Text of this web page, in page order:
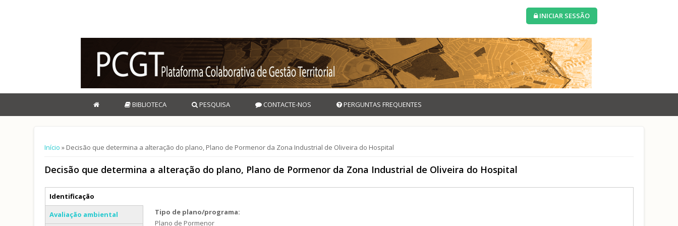
INICIAR SESSÃO
BIBLIOTECA PESQUISA CONTACTE-NOS PERGUNTAS FREQUENTES
Está aqui
Início » Decisão que determina a alteração do plano, Plano de Pormenor da Zona Industrial de Oliveira do Hospital
Decisão que determina a alteração do plano, Plano de Pormenor da Zona Industrial de Oliveira do Hospital
Separadores verticais
Identificação
(separador ativo)
Avaliação ambiental
Tipo de plano/programa:
Plano de Pormenor